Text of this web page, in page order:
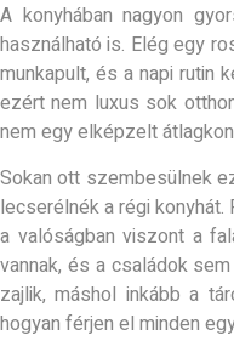
A konyhában nagyon
használható is. Elég egy
munkapult, és a napi rutin
ezért nem luxus sok
nem egy elképzelt
Sokan ott szembesülnek
lecserélnék a régi
a valóságban viszont a
vannak, és a családok
zajlik, máshol inkább a
hogyan férjen el minden